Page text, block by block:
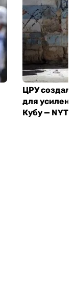
ЦРУ
для
Кубу — NYT